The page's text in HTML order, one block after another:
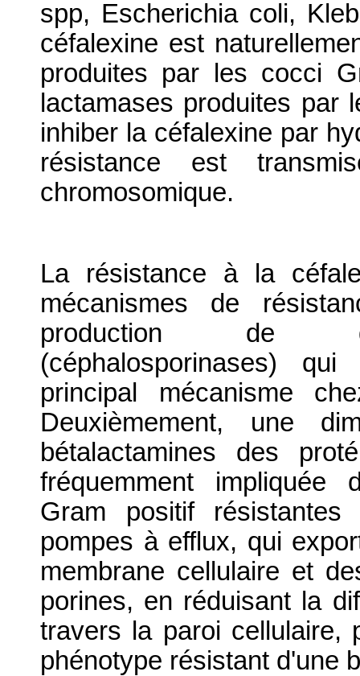
spp, Escherichia coli,
céfalexine est
produites par les cocci
lactamases produites par
inhiber la céfalexine par
résistance est
chromosomique.
La résistance à la
mécanismes de
production de
(céphalosporinases)
principal mécanisme
Deuxièmement, une
bétalactamines des
fréquemment impliquée
Gram positif
pompes à efflux, qui
membrane cellulaire et
porines, en réduisant la
travers la paroi cellulaire,
phénotype résistant d'une